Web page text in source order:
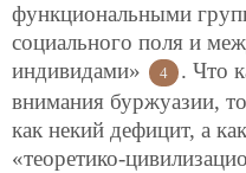
функциональными
социального поля и
индивидами»
4
. Что
внимания буржуазии,
как некий дефицит, а
«теоретико-